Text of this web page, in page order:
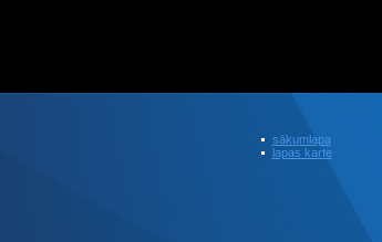
sākumlapa
lapas karte